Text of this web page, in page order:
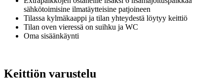
sähkötoimisine ilmatäytteisine patjoineen
Tilassa kylmäkaappi ja tilan yhteydestä löytyy keittiö
Tilan oven vieressä on suihku ja WC
Oma sisäänkäynti
Keittiön varustelu